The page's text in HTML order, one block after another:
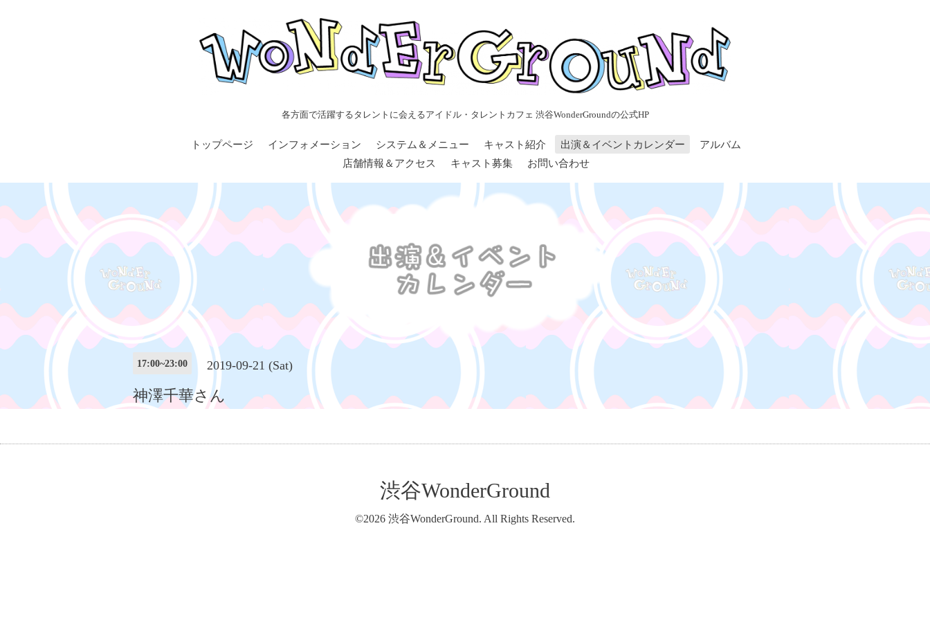
各方面で活躍するタレントに会えるアイドル・タレントカフェ 渋谷WonderGroundの公式HP
トップページ インフォメーション システム＆メニュー キャスト紹介 出演＆イベントカレンダー
アルバム
店舗情報＆アクセス
キャスト募集 お問い合わせ
17:00~23:00 2019-09-21 (Sat)
神澤千華さん
渋谷WonderGround
©2026 渋谷WonderGround. All Rights Reserved.